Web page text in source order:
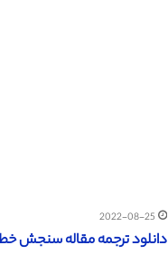
2022-08-25
دانلود ترجمه مقاله سنجش